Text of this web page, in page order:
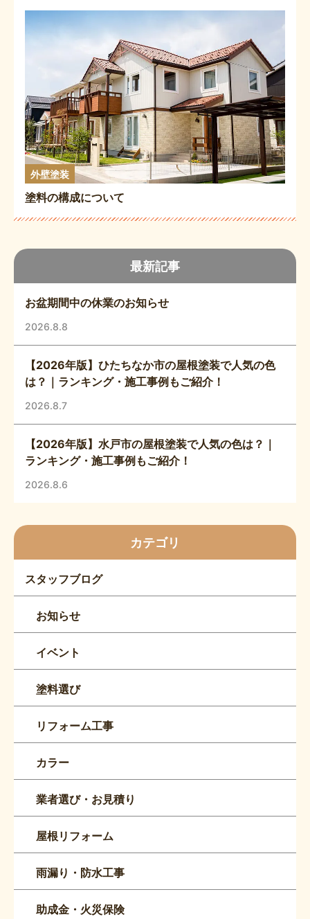
最新記事
お盆期間中の休業のお知らせ
2026.8.8
【2026年版】ひたちなか市の屋根塗装で人気の色
は？｜ランキング・施工事例もご紹介！
2026.8.7
【2026年版】水戸市の屋根塗装で人気の色は？｜
ランキング・施工事例もご紹介！
2026.8.6
カテゴリ
スタッフブログ
お知らせ
イベント
塗料選び
リフォーム工事
カラー
業者選び・お見積り
屋根リフォーム
雨漏り・防水工事
助成金・火災保険
外壁塗装
塗料の構成について